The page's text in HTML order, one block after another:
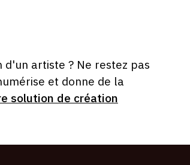
d'un artiste ? Ne restez pas
et donne de la
solution de création